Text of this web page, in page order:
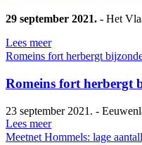
29 september 2021. - Het
Lees meer
Romeins fort herbergt
Romeins fort herbergt
23 september 2021. -
Lees meer
Meetnet Hommels: lage